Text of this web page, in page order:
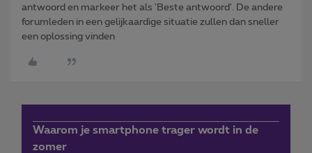
antwoord en markeer het als 'Beste antwoord'. De andere
forumleden in een gelijkaardige situatie zullen dan sneller
een oplossing vinden
Waarom je smartphone trager wordt in de
zomer